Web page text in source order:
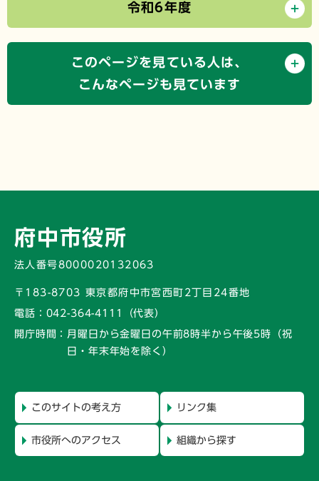
令和6年度
このページを見ている人は、
こんなページも見ています
府中市役所
法人番号8000020132063
〒183-8703 東京都府中市宮西町2丁目24番地
電話： 042-364-4111（代表）
開庁時間： 月曜日から金曜日の午前8時半から午後5時 （祝
日・年末年始を除く）
このサイトの考え方 リンク集
市役所へのアクセス 組織から探す